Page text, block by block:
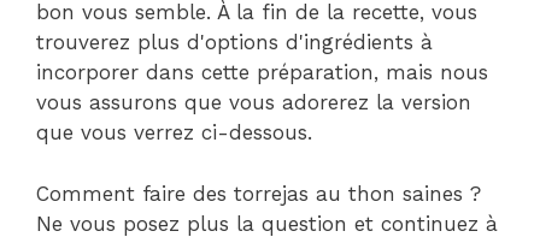
bon vous semble. À la fin de la recette, vous
trouverez plus d'options d'ingrédients à
incorporer dans cette préparation, mais nous
vous assurons que vous adorerez la version
que vous verrez ci-dessous.
Comment faire des torrejas au thon saines ?
Ne vous posez plus la question et continuez à